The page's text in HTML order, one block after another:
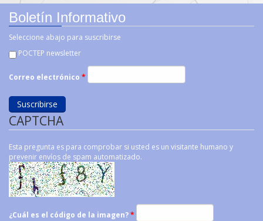
Boletín Informativo
Seleccione abajo para suscribirse
POCTEP newsletter
Correo electrónico *
CAPTCHA
Esta pregunta es para comprobar si usted es un visitante humano y
prevenir envíos de spam automatizado.
¿Cuál es el código de la imagen?*